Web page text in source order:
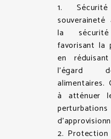
1.
la
favorisant la
en
l’égard
alimentaires.
à atténuer
2. Protection